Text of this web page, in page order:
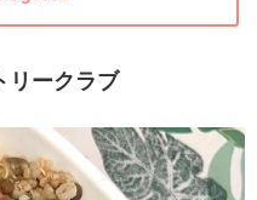
ークラブ